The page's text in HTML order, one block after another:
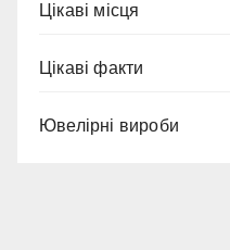
Цікаві місця
Цікаві факти
Ювелірні вироби